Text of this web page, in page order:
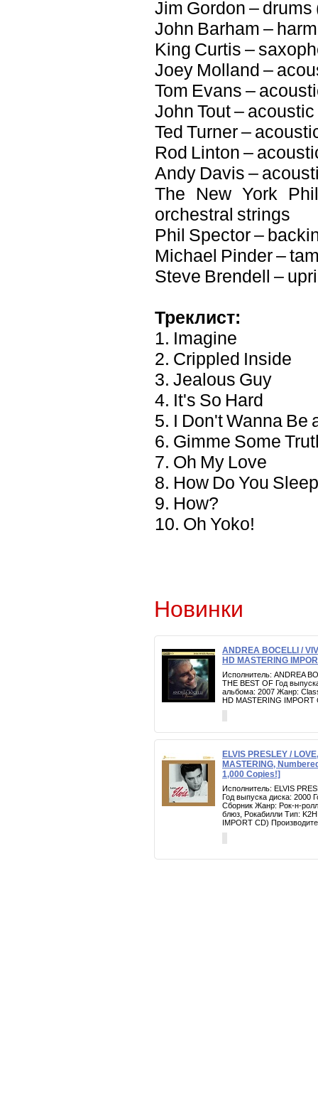
Jim Gordon – drums
John Barham –
King Curtis –
Joey Molland –
Tom Evans –
John Tout –
Ted Turner –
Rod Linton –
Andy Davis –
The New York
orchestral strings
Phil Spector –
Michael Pinder –
Steve Brendell –
Треклист:
1. Imagine
2. Crippled Inside
3. Jealous Guy
4. It's So Hard
5. I Don't Wanna Be
6. Gimme Some
7. Oh My Love
8. How Do You
9. How?
10. Oh Yoko!
Новинки
ANDREA BOCELLI /
HD MASTERING
Исполнитель: ANDREA
THE BEST OF Год
альбома: 2007 Жанр:
HD MASTERING IMPORT
ELVIS PRESLEY /
MASTERING,
1,000 Copies!]
Исполнитель: ELVIS
Год выпуска диска: 2000
Сборник Жанр: Рок-н-
блюз, Рокабилли Тип:
IMPORT CD)